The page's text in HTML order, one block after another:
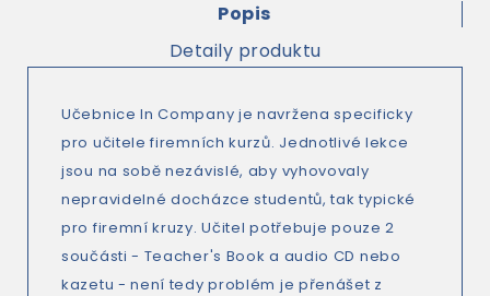
Popis
Detaily produktu
Učebnice In Company je navržena specificky
pro učitele firemních kurzů. Jednotlivé lekce
jsou na sobě nezávislé, aby vyhovovaly
nepravidelné docházce studentů, tak typické
pro firemní kruzy. Učitel potřebuje pouze 2
součásti - Teacher's Book a audio CD nebo
kazetu - není tedy problém je přenášet z